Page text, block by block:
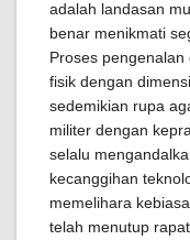
adalah landasan
benar menikmati
Proses
fisik dengan
sedemikian rupa
militer dengan
selalu
kecanggihan
memelihara
telah menutup